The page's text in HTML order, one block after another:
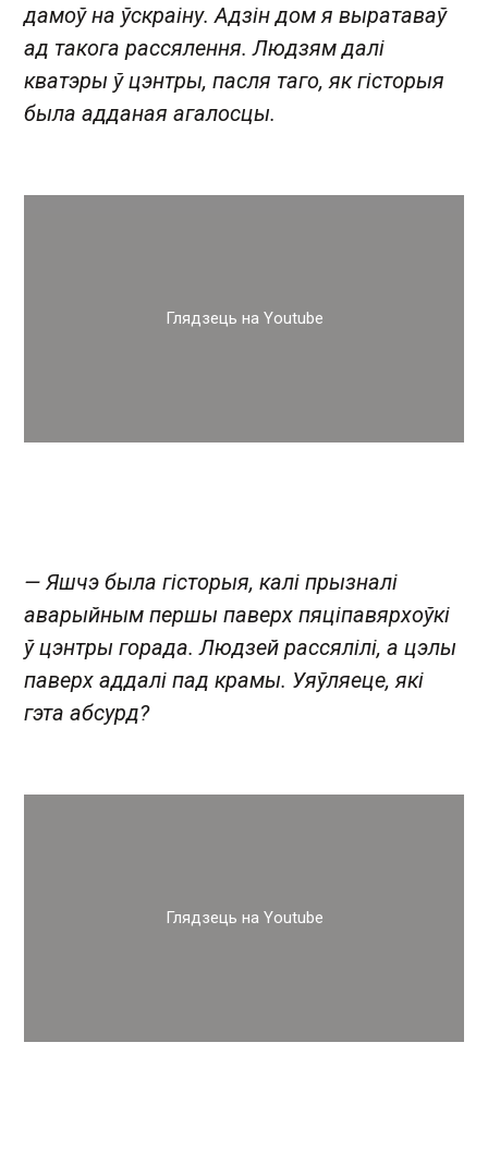
дамоў на ўскраіну. Адзін дом я выратаваў
ад такога рассялення. Людзям далі
кватэры ў цэнтры, пасля таго, як гісторыя
была адданая агалосцы.
Глядзець на Youtube
— Яшчэ была гісторыя, калі прызналі
аварыйным першы паверх пяціпавярхоўкі
ў цэнтры горада. Людзей рассялілі, а цэлы
паверх аддалі пад крамы. Уяўляеце, які
гэта абсурд?
Глядзець на Youtube